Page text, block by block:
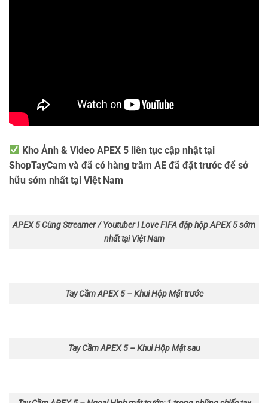
Kho Ảnh & Video APEX 5 liên tục cập nhật tại
ShopTayCam và đã có hàng trăm AE đã đặt trước để sở
hữu sớm nhất tại Việt Nam
APEX 5 Cùng Streamer / Youtuber I Love FIFA đập hộp APEX 5 sớm
nhất tại Việt Nam
Tay Cầm APEX 5 – Khui Hộp Mặt trước
Tay Cầm APEX 5 – Khui Hộp Mặt sau